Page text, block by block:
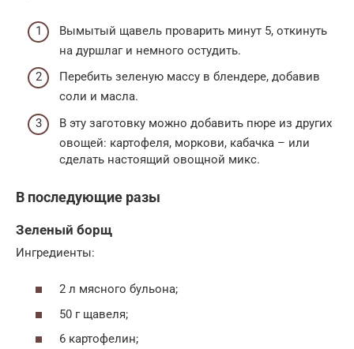
Вымытый щавель проварить минут 5, откинуть
на дуршлаг и немного остудить.
Перебить зеленую массу в блендере, добавив
соли и масла.
В эту заготовку можно добавить пюре из других
овощей: картофеля, моркови, кабачка – или
сделать настоящий овощной микс.
В последующие разы
Зеленый борщ
Ингредиенты:
2 л мясного бульона;
50 г щавеля;
6 картофелин;